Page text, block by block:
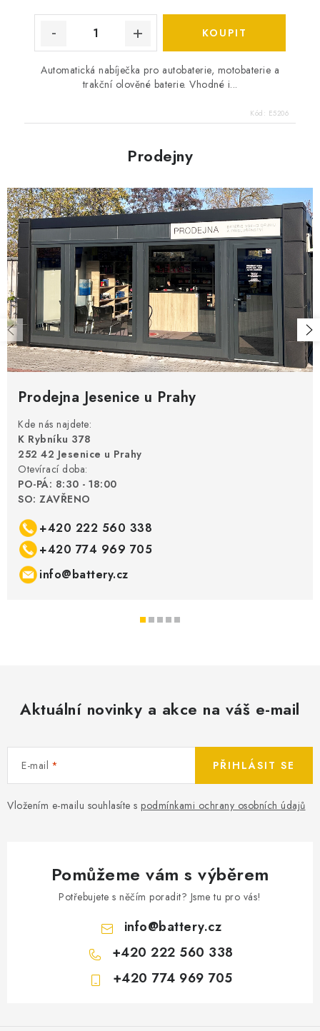
Automatická nabíječka pro autobaterie, motobaterie a
trakční olověné baterie. Vhodné i...
Kód: E5206
Prodejny
Prodejna Jesenice u Prahy
Kde nás najdete:
K Rybníku 378
252 42 Jesenice u Prahy
Otevírací doba:
PO-PÁ: 8:30 - 18:00
SO: ZAVŘENO
+420 222 560 338
+420 774 969 705
info@battery.cz
Aktuální novinky a akce na váš e-mail
E-mail
Vložením e-mailu souhlasíte s podmínkami ochrany osobních údajů
PŘIHLÁSIT SE
Pomůžeme vám s výběrem
Potřebujete s něčím poradit? Jsme tu pro vás!
info@battery.cz
+420 222 560 338
+420 774 969 705